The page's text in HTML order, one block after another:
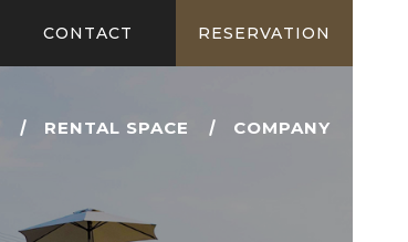
CONTACT RESERVATION
RENTAL SPACE COMPANY